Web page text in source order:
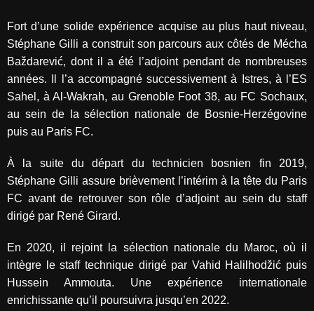
Fort d’une solide expérience acquise au plus haut niveau,
Stéphane Gilli a construit son parcours aux côtés de Mécha
Baždarević, dont il a été l’adjoint pendant de nombreuses
années. Il l’a accompagné successivement à Istres, à l’ES
Sahel, à Al-Wakrah, au Grenoble Foot 38, au FC Sochaux,
au sein de la sélection nationale de Bosnie-Herzégovine
puis au Paris FC.
À la suite du départ du technicien bosnien fin 2019,
Stéphane Gilli assure brièvement l’intérim à la tête du Paris
FC avant de retrouver son rôle d’adjoint au sein du staff
dirigé par René Girard.
En 2020, il rejoint la sélection nationale du Maroc, où il
intègre le staff technique dirigé par Vahid Halilhodžić puis
Hussein Ammouta. Une expérience internationale
enrichissante qu’il poursuivra jusqu’en 2022.